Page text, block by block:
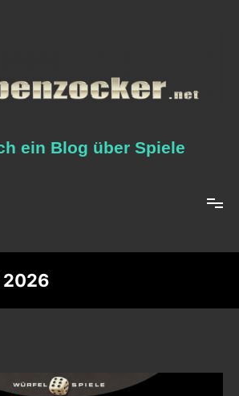
ein Blog über Spiele